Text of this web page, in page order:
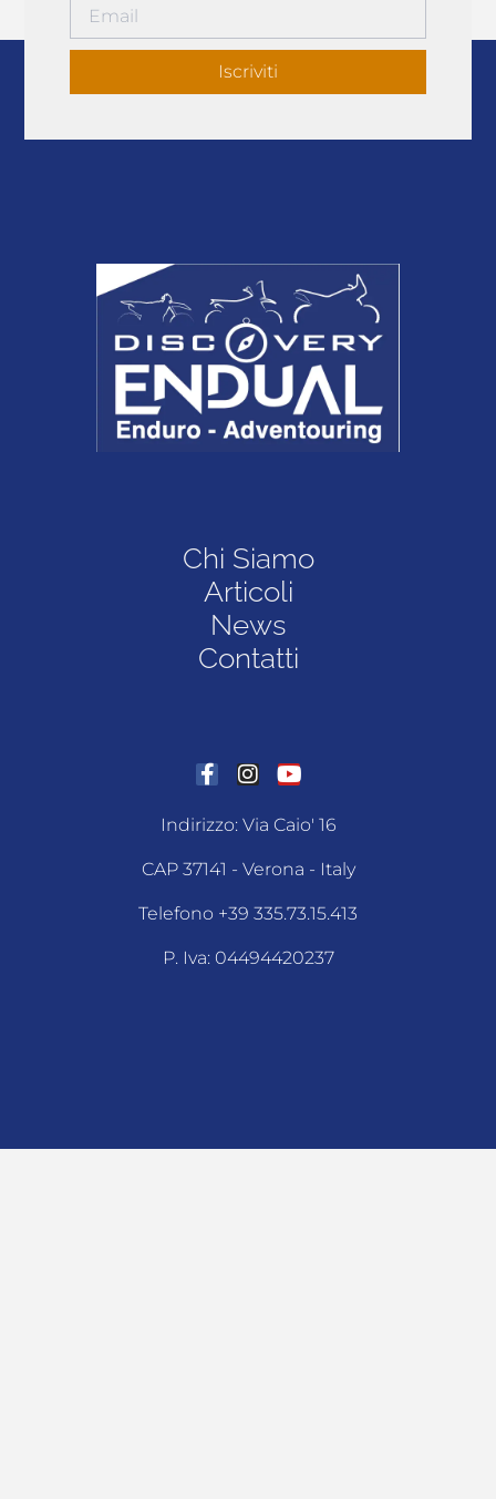
Iscriviti
Chi Siamo
Articoli
News
Contatti
Indirizzo: Via Caio' 16
CAP 37141 - Verona - Italy
Telefono +39 335.73.15.413
P. Iva: 04494420237